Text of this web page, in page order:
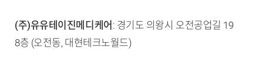
(주)유유테이진메디케어 : 경기도 의왕시 오전공업길 19
8층 (오전동, 대현테크노월드)